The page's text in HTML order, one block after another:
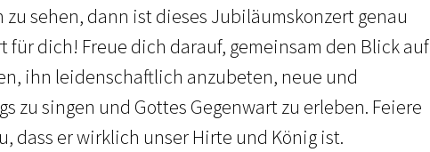
zu sehen, dann ist dieses Jubiläumskonzert genau
für dich! Freue dich darauf, gemeinsam den Blick auf
ihn leidenschaftlich anzubeten, neue und
zu singen und Gottes Gegenwart zu erleben. Feiere
dass er wirklich unser Hirte und König ist.